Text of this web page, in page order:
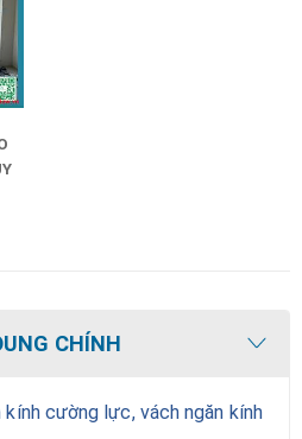
CHÍNH
cường lực, vách ngăn kính